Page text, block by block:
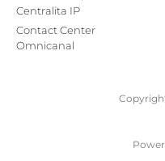
Centralita IP
Contact Center
Omnicanal